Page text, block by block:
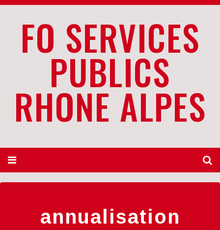
FO SERVICES
PUBLICS
RHONE ALPES
annualisation